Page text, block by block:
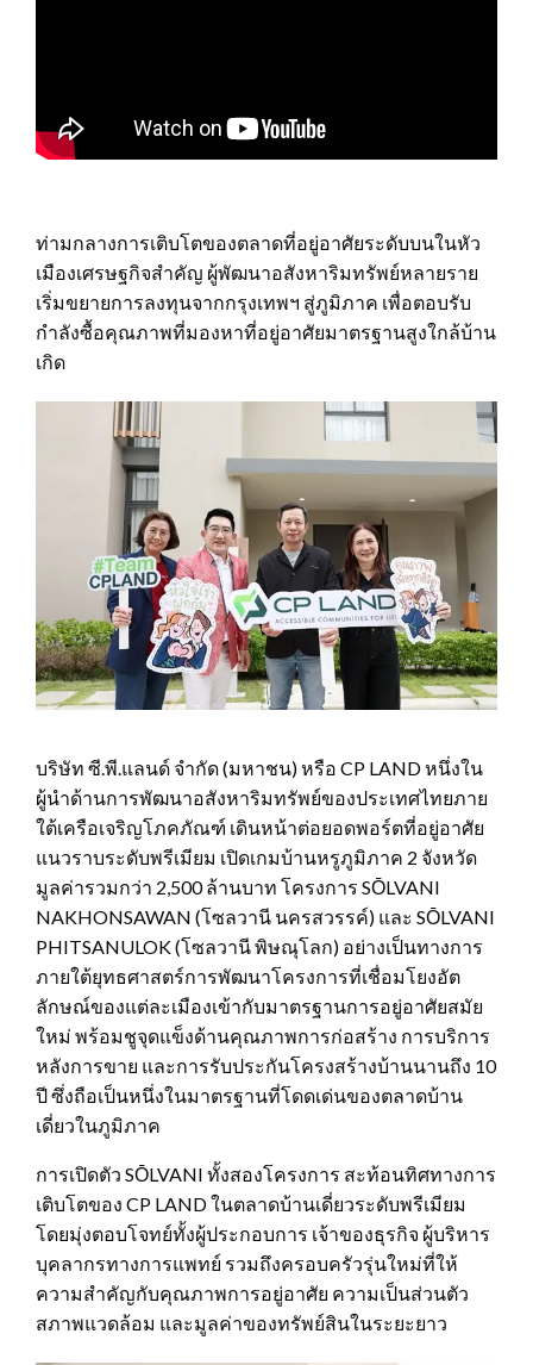
ท่ามกลางการเติบโตของตลาดที่อยู่อาศัยระดับบนในหัว
เมืองเศรษฐกิจสำคัญ ผู้พัฒนาอสังหาริมทรัพย์หลายราย
เริ่มขยายการลงทุนจากกรุงเทพฯ สู่ภูมิภาค เพื่อตอบรับ
กำลังซื้อคุณภาพที่มองหาที่อยู่อาศัยมาตรฐานสูงใกล้บ้าน
เกิด
บริษัท ซี.พี.แลนด์ จำกัด (มหาชน) หรือ CP LAND หนึ่งใน
ผู้นำด้านการพัฒนาอสังหาริมทรัพย์ของประเทศไทยภาย
ใต้เครือเจริญโภคภัณฑ์ เดินหน้าต่อยอดพอร์ตที่อยู่อาศัย
แนวราบระดับพรีเมียม เปิดเกมบ้านหรูภูมิภาค 2 จังหวัด
มูลค่ารวมกว่า 2,500 ล้านบาท โครงการ SŌLVANI
NAKHONSAWAN (โซลวานี นครสวรรค์) และ SŌLVANI
PHITSANULOK (โซลวานี พิษณุโลก) อย่างเป็นทางการ
ภายใต้ยุทธศาสตร์การพัฒนาโครงการที่เชื่อมโยงอัต
ลักษณ์ของแต่ละเมืองเข้ากับมาตรฐานการอยู่อาศัยสมัย
ใหม่ พร้อมชูจุดแข็งด้านคุณภาพการก่อสร้าง การบริการ
หลังการขาย และการรับประกันโครงสร้างบ้านนานถึง 10
ปี ซึ่งถือเป็นหนึ่งในมาตรฐานที่โดดเด่นของตลาดบ้าน
เดี่ยวในภูมิภาค
การเปิดตัว SŌLVANI ทั้งสองโครงการ สะท้อนทิศทางการ
เติบโตของ CP LAND ในตลาดบ้านเดี่ยวระดับพรีเมียม
โดยมุ่งตอบโจทย์ทั้งผู้ประกอบการ เจ้าของธุรกิจ ผู้บริหาร
บุคลากรทางการแพทย์ รวมถึงครอบครัวรุ่นใหม่ที่ให้
ความสำคัญกับคุณภาพการอยู่อาศัย ความเป็นส่วนตัว
สภาพแวดล้อม และมูลค่าของทรัพย์สินในระยะยาว